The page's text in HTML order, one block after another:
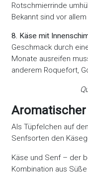
Rotschmierrinde
Bekannt sind vor
8. Käse mit
Geschmack durch
Monate ausreifen
anderem Roquefort,
Aromatischer
Als Tüpfelchen auf
Senfsorten den
Käse und Senf – der
Kombination aus